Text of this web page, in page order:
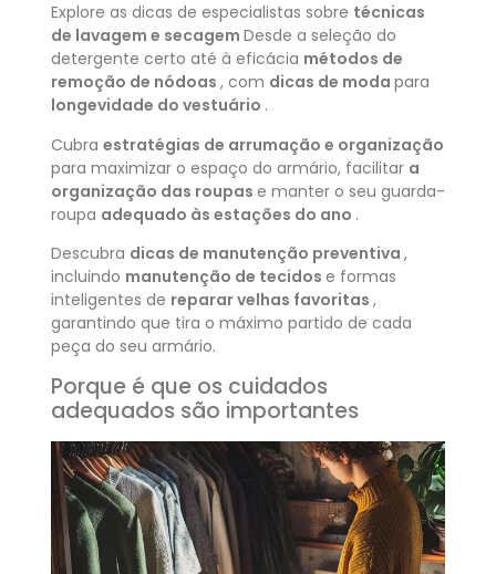
Explore as dicas de especialistas sobre técnicas
de lavagem e secagem Desde a seleção do
detergente certo até à eficácia métodos de
remoção de nódoas , com dicas de moda para
longevidade do vestuário .
Cubra estratégias de arrumação e organização
para maximizar o espaço do armário, facilitar a
organização das roupas e manter o seu guarda-
roupa adequado às estações do ano .
Descubra dicas de manutenção preventiva ,
incluindo manutenção de tecidos e formas
inteligentes de reparar velhas favoritas ,
garantindo que tira o máximo partido de cada
peça do seu armário.
Porque é que os cuidados
adequados são importantes